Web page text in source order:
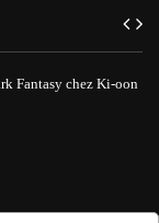
Fantasy chez Ki-oon